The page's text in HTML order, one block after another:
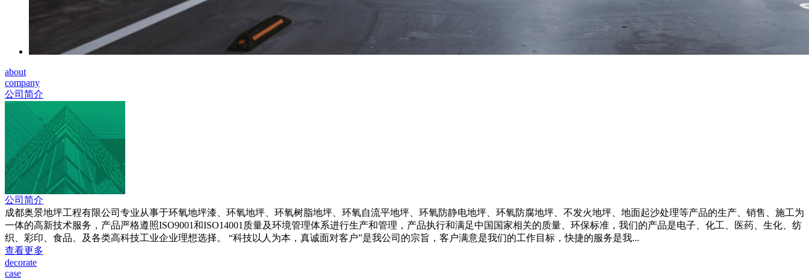
about
company
公司简介
公司简介
成都奥景地坪工程有限公司专业从事于环氧地坪漆、环氧地坪、环氧树脂地坪、环氧自流平地坪、环氧防静电地坪、环氧防腐地坪、不发火地坪、地面起沙处理等产品的生产、销售、施工为
一体的高新技术服务，产品严格遵照ISO9001和ISO14001质量及环境管理体系进行生产和管理，产品执行和满足中国国家相关的质量、环保标准，我们的产品是电子、化工、医药、生化、纺
织、彩印、食品、及各类高科技工业企业理想选择。 “科技以人为本，真诚面对客户”是我公司的宗旨，客户满意是我们的工作目标，快捷的服务是我...
查看更多
decorate
case